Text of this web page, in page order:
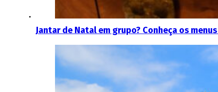
Jantar de Natal em grupo? Conheça os